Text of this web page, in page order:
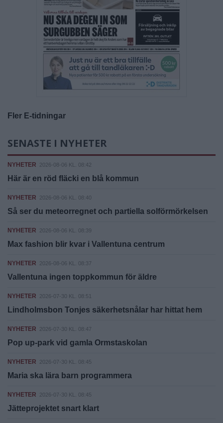
Fler E-tidningar
SENASTE I NYHETER
NYHETER 2026-08-06 KL. 08:42
Här är en röd fläcki en blå kommun
NYHETER 2026-08-06 KL. 08:40
Så ser du meteorregnet och partiella solförmörkelsen
NYHETER 2026-08-06 KL. 08:39
Max fashion blir kvar i Vallentuna centrum
NYHETER 2026-08-06 KL. 08:37
Vallentuna ingen toppkommun för äldre
NYHETER 2026-07-30 KL. 08:51
Lindholmsbon Tonjes säkerhetsnålar har hittat hem
NYHETER 2026-07-30 KL. 08:47
Pop up-park vid gamla Ormstaskolan
NYHETER 2026-07-30 KL. 08:45
Maria ska lära barn programmera
NYHETER 2026-07-30 KL. 08:45
Jätteprojektet snart klart